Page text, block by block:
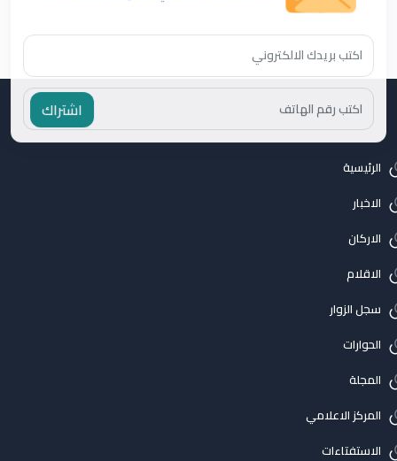
اشتراك
الرئيسية
الاخبار
الاركان
الاقلام
سجل الزوار
الحوارات
المجلة
المركز الاعلامي
الاستفتاءات